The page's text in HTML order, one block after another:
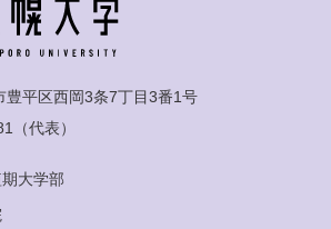
平区西岡3条7丁目3番1号
（代表）
大学部